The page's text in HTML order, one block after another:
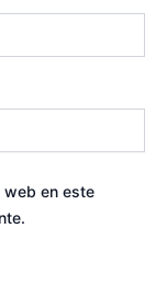
web en este